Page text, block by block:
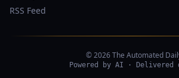
RSS Feed
© 2026 The Automated
Powered by AI · Delivered